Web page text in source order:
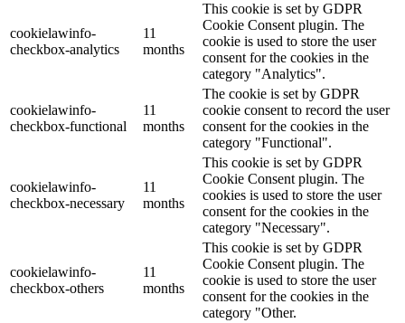
cookielawinfo-
checkbox-analytics
11
months
This cookie is set by GDPR
Cookie Consent plugin. The
cookie is used to store the user
consent for the cookies in the
category "Analytics".
cookielawinfo-
checkbox-functional
11
months
The cookie is set by GDPR
cookie consent to record the user
consent for the cookies in the
category "Functional".
cookielawinfo-
checkbox-necessary
11
months
This cookie is set by GDPR
Cookie Consent plugin. The
cookies is used to store the user
consent for the cookies in the
category "Necessary".
cookielawinfo-
checkbox-others
11
months
This cookie is set by GDPR
Cookie Consent plugin. The
cookie is used to store the user
consent for the cookies in the
category "Other.